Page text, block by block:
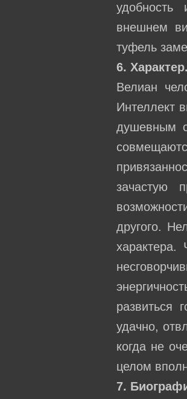
удобность
внешнем
туфель
6.
Велиан
Интеллект
душевным
зачастую
другого.
развиться
удачно,
когда не
целом
7.